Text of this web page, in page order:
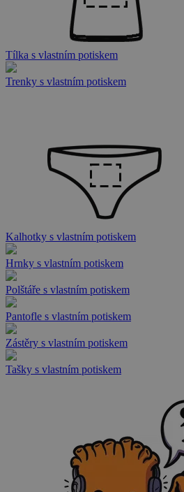
Tílka s vlastním potiskem
Trenky s vlastním potiskem
Kalhotky s vlastním potiskem
Hrnky s vlastním potiskem
Polštáře s vlastním potiskem
Pantofle s vlastním potiskem
Zástěry s vlastním potiskem
Tašky s vlastním potiskem